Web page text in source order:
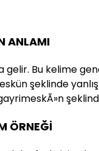
ANLAMI
gelir. Bu kelime
şeklinde yanlış
ÖRNEĞİ